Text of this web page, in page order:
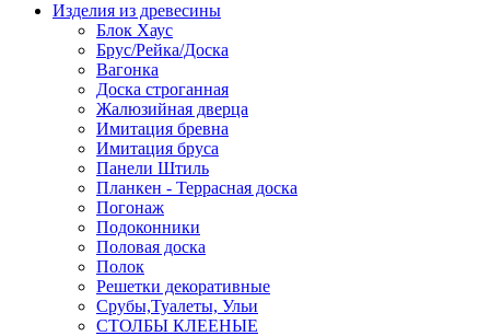
Изделия из древесины
Блок Хаус
Брус/Рейка/Доска
Вагонка
Доска строганная
Жалюзийная дверца
Имитация бревна
Имитация бруса
Панели Штиль
Планкен - Террасная доска
Погонаж
Подоконники
Половая доска
Полок
Решетки декоративные
Срубы,Туалеты, Ульи
СТОЛБЫ КЛЕЕНЫЕ